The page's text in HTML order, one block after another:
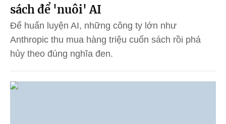
sách để 'nuôi' AI
Để huấn luyện AI, những công ty lớn như
Anthropic thu mua hàng triệu cuốn sách rồi phá
hủy theo đúng nghĩa đen.